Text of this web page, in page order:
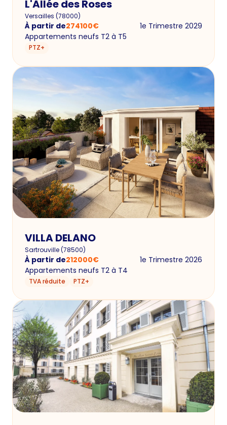
L'Allée des Roses
Versailles (78000)
À partir de274100€
1e Trimestre 2029
Appartements neufs T2 à T5
PTZ+
VILLA DELANO
Sartrouville(78500)
À partir de212000€
1e Trimestre 2026
Appartements neufs T2 à T4
TVA réduite PTZ+